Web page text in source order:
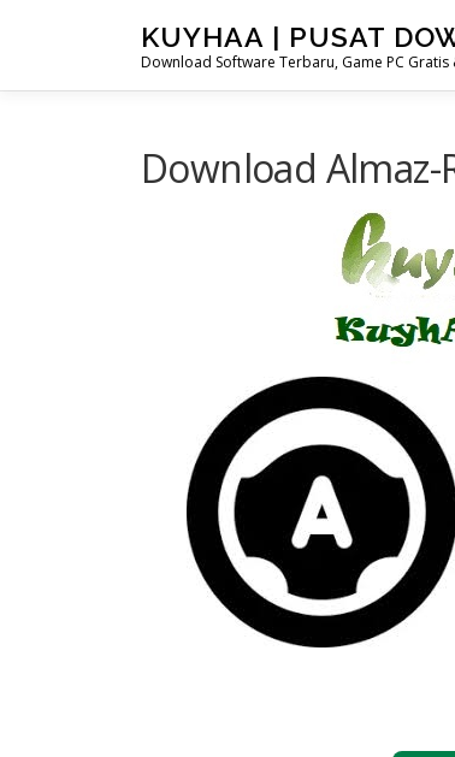
KUYHAA | PUSAT
Download Software Terbaru, Game PC
Download Almaz-